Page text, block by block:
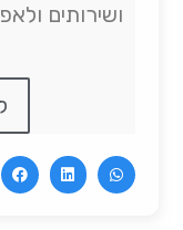
ושירותים